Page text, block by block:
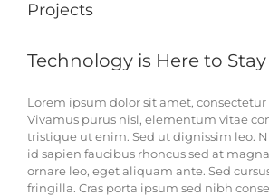
Projects
Technology is Here to Stay
Lorem ipsum dolor sit amet,
Vivamus purus nisl, elementum vitae
tristique ut enim. Sed ut dignissim leo.
id sapien faucibus rhoncus sed at
ornare leo, eget aliquam ante. Sed
fringilla. Cras porta ipsum sed nibh